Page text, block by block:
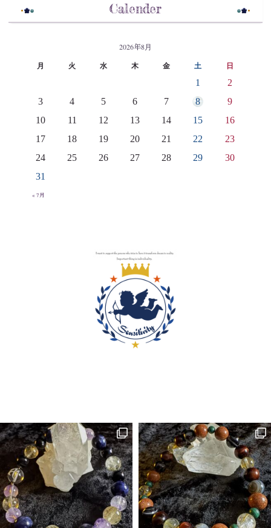
Calender
2026年8月
月 火 水 木 金 土
日
1
2
3
4 5 6 7 8
9
10
11 12 13 14 15
16
17
18 19 20 21 22
23
24
25 26 27 28 29
30
31
« 7月